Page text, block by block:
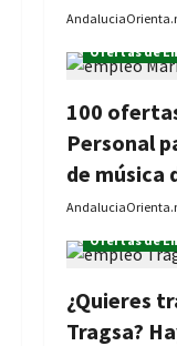
Ofertas de
100
Personal
de música
Ofertas de
¿Quieres
Tragsa?